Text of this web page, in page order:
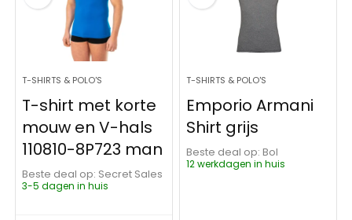
T-SHIRTS & POLO'S
T-shirt met korte
mouw en V-hals
110810-8P723 man
Beste deal op:
Secret Sales
3-5 dagen in huis
T-SHIRTS & POLO'S
Emporio Armani
Shirt grijs
Beste deal op:
Bol
12 werkdagen in huis